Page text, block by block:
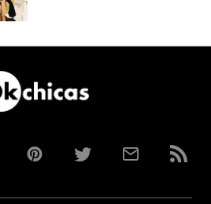
PinterestTwitterCorreoRSS